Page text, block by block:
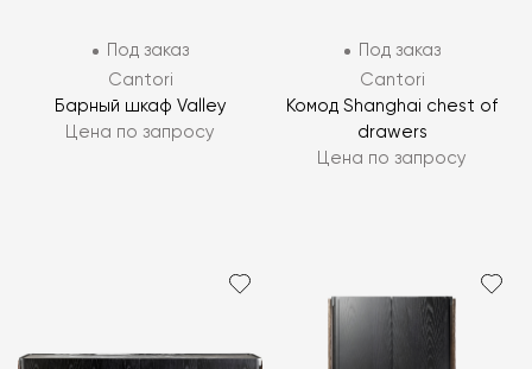
Под заказ
Cantori
Барный шкаф Valley
Цена по запросу
Под заказ
Cantori
Комод Shanghai chest of
drawers
Цена по запросу